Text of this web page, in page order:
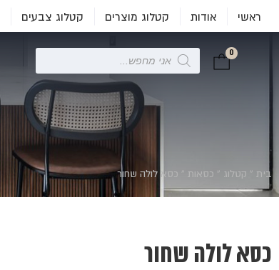
ראשי אודות קטלוג מוצרים קטלוג צבעים
0
Products
search
בית » קטלוג » כסאות » כסא לולה שחור
כסא לולה שחור